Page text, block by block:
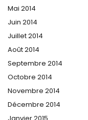
Mai 2014
Juin 2014
Juillet 2014
Août 2014
Septembre 2014
Octobre 2014
Novembre 2014
Décembre 2014
Janvier 2015